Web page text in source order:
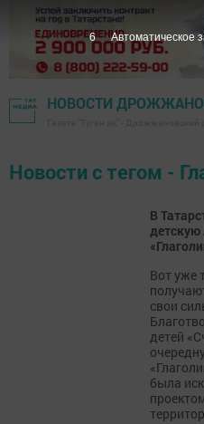
НОВОСТИ
Новости с тегом -
В
Вот уже
свои
детей
была
6 Автоматическое